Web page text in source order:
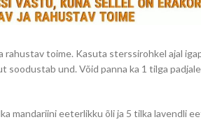
toime. Kasuta sterssirohkel ajal
und. Võid panna ka 1 tilga
mandariini eeterlikku õli ja 5 tilka lavendli